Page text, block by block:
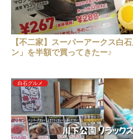
【不二家】スーパーアークス白
ン」を半額で買ってきたー♪
白石グルメ